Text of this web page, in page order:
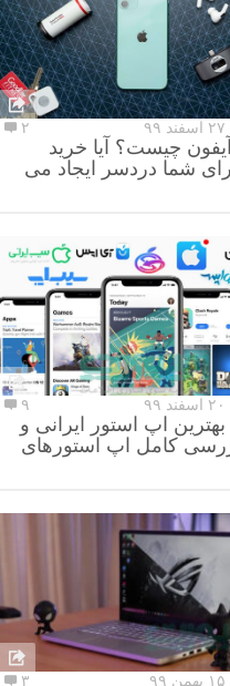
۲
چیست؟ آیا خرید
شما دردسر ایجاد می
۹
اپ استور ایرانی و
کامل اپ استورهای
۳